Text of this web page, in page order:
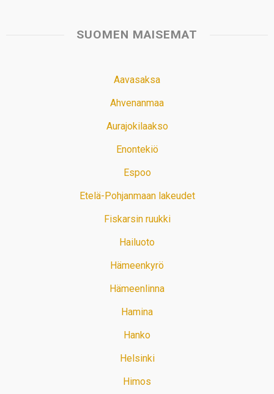
SUOMEN MAISEMAT
Aavasaksa
Ahvenanmaa
Aurajokilaakso
Enontekiö
Espoo
Etelä-Pohjanmaan lakeudet
Fiskarsin ruukki
Hailuoto
Hämeenkyrö
Hämeenlinna
Hamina
Hanko
Helsinki
Himos